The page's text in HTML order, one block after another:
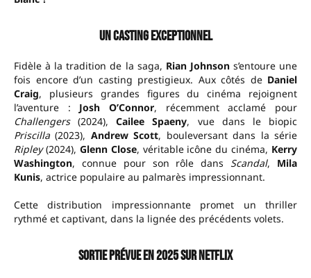
Un casting exceptionnel
Fidèle à la tradition de la saga, Rian Johnsons’entoure une
fois encore d’un casting prestigieux. Aux côtés de Daniel
Craig, plusieurs grandes figures du cinéma rejoignent
l’aventure : Josh O’Connor, récemment acclamé pour
Challengers(2024),Cailee Spaeny, vue dans le biopic
Priscilla (2023), Andrew Scott, bouleversant dans la série
Ripley(2024), Glenn Close, véritable icône du cinéma, Kerry
Washington, connue pour son rôle dans Scandal, Mila
Kunis, actrice populaire au palmarès impressionnant.
Cette distribution impressionnante promet un thriller
rythmé et captivant, dans la lignée des précédents volets.
Sortie prévue en 2025 sur Netflix